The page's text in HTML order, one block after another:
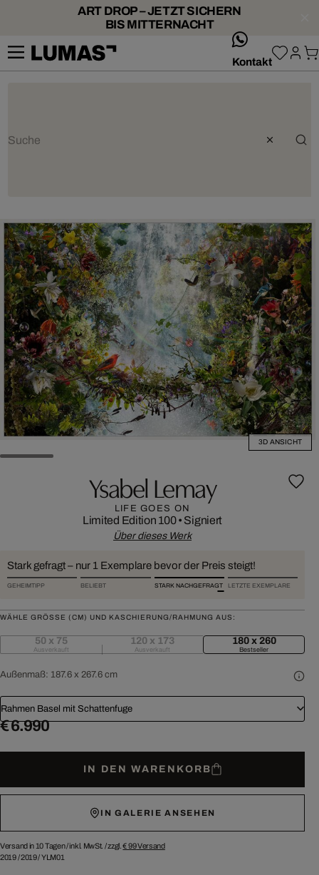
ART DROP – JETZT SICHERN
BIS MITTERNACHT
Kontakt
3D ANSICHT
Ysabel Lemay
LIFE GOES ON
Limited Edition 100• Signiert
Über dieses Werk
Stark gefragt – nur 1 Exemplare bevor der Preis steigt!
GEHEIMTIPP BELIEBT STARK NACHGEFRAGT LETZTE EXEMPLARE
WÄHLE GRÖSSE (CM) UND KASCHIERUNG/RAHMUNG AUS:
50 x 75
Ausverkauft
120 x 173
Ausverkauft
180 x 260
Bestseller
Außenmaß: 187.6 x 267.6 cm
Rahmen Basel mit Schattenfuge
€ 6.990
IN DEN WARENKORB
IN GALERIE ANSEHEN
Versand in 10 Tagen /inkl. MwSt. / zzgl.€ 99Versand
2019/2019/YLM01